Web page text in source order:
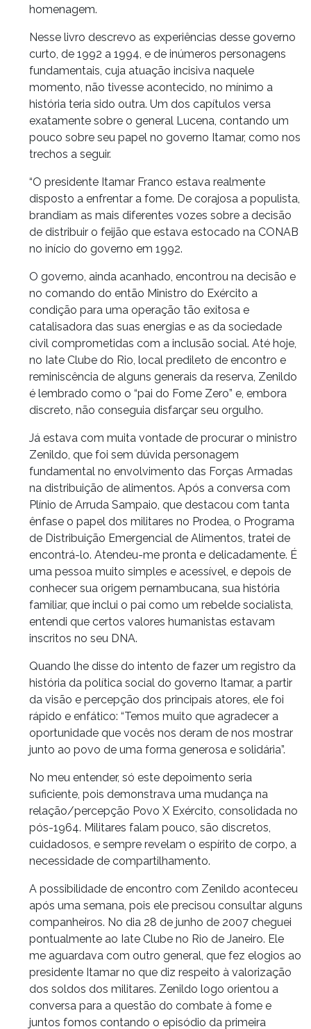
homenagem.
Nesse livro descrevo as experiências desse governo
curto, de 1992 a 1994, e de inúmeros personagens
fundamentais, cuja atuação incisiva naquele
momento, não tivesse acontecido, no mínimo a
história teria sido outra. Um dos capítulos versa
exatamente sobre o general Lucena, contando um
pouco sobre seu papel no governo Itamar, como nos
trechos a seguir.
“O presidente Itamar Franco estava realmente
disposto a enfrentar a fome. De corajosa a populista,
brandiam as mais diferentes vozes sobre a decisão
de distribuir o feijão que estava estocado na CONAB
no início do governo em 1992.
O governo, ainda acanhado, encontrou na decisão e
no comando do então Ministro do Exército a
condição para uma operação tão exitosa e
catalisadora das suas energias e as da sociedade
civil comprometidas com a inclusão social. Até hoje,
no Iate Clube do Rio, local predileto de encontro e
reminiscência de alguns generais da reserva, Zenildo
é lembrado como o “pai do Fome Zero” e, embora
discreto, não conseguia disfarçar seu orgulho.
Já estava com muita vontade de procurar o ministro
Zenildo, que foi sem dúvida personagem
fundamental no envolvimento das Forças Armadas
na distribuição de alimentos. Após a conversa com
Plínio de Arruda Sampaio, que destacou com tanta
ênfase o papel dos militares no Prodea, o Programa
de Distribuição Emergencial de Alimentos, tratei de
encontrá-lo. Atendeu-me pronta e delicadamente. É
uma pessoa muito simples e acessível, e depois de
conhecer sua origem pernambucana, sua história
familiar, que inclui o pai como um rebelde socialista,
entendi que certos valores humanistas estavam
inscritos no seu DNA.
Quando lhe disse do intento de fazer um registro da
história da política social do governo Itamar, a partir
da visão e percepção dos principais atores, ele foi
rápido e enfático: “Temos muito que agradecer a
oportunidade que vocês nos deram de nos mostrar
junto ao povo de uma forma generosa e solidária”.
No meu entender, só este depoimento seria
suficiente, pois demonstrava uma mudança na
relação/percepção Povo X Exército, consolidada no
pós-1964. Militares falam pouco, são discretos,
cuidadosos, e sempre revelam o espírito de corpo, a
necessidade de compartilhamento.
A possibilidade de encontro com Zenildo aconteceu
após uma semana, pois ele precisou consultar alguns
companheiros. No dia 28 de junho de 2007 cheguei
pontualmente ao Iate Clube no Rio de Janeiro. Ele
me aguardava com outro general, que fez elogios ao
presidente Itamar no que diz respeito à valorização
dos soldos dos militares. Zenildo logo orientou a
conversa para a questão do combate à fome e
juntos fomos contando o episódio da primeira